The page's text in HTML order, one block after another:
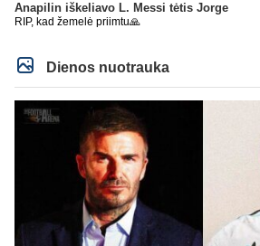
Anapilin iškeliavo L. Messi tėtis Jorge
RIP, kad žemelė priimtu🙏
Dienos nuotrauka